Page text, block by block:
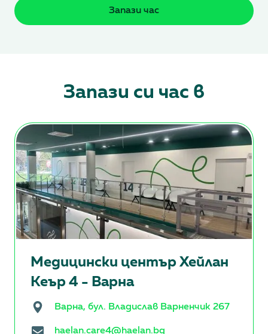
Запази час
Запази си час в
Медицински център Хейлан
Кеър 4 - Варна
Варна, бул. Владислав Варненчик 267
haelan.care4@haelan.bg